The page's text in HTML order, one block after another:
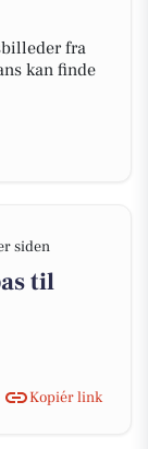
fra
kan finde
siden
til
Kopiér link